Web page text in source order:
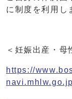
に制度を利用し
＜妊娠出産・母
https://